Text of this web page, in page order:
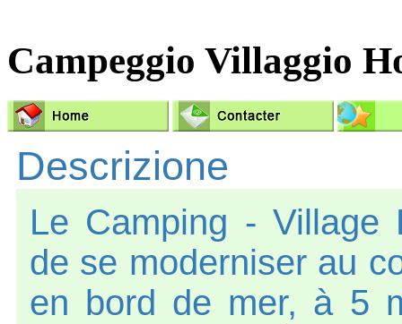
Campeggio Villaggio
Descrizione
Le Camping - Village
de se moderniser au
en bord de mer, à 5